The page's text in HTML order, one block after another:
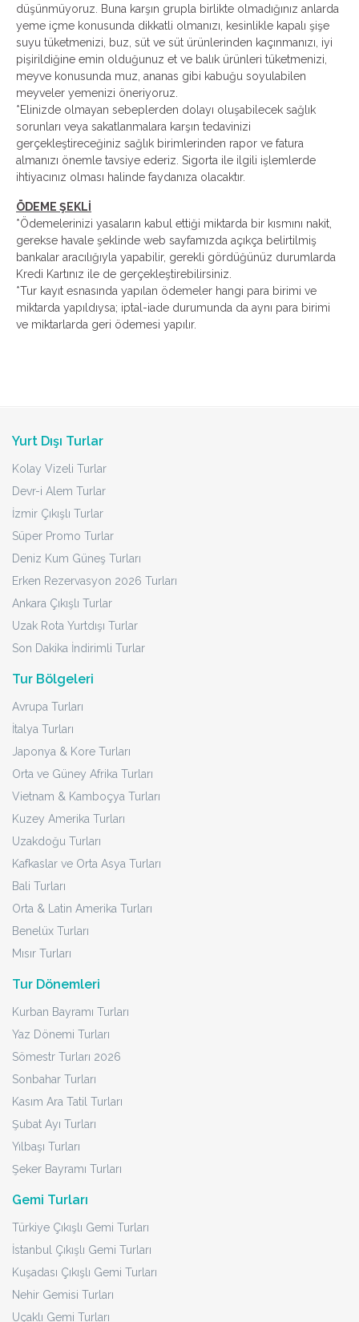
düşünmüyoruz. Buna karşın grupla birlikte olmadığınız anlarda
yeme içme konusunda dikkatli olmanızı, kesinlikle kapalı şişe
suyu tüketmenizi, buz, süt ve süt ürünlerinden kaçınmanızı, iyi
pişirildiğine emin olduğunuz et ve balık ürünleri tüketmenizi,
meyve konusunda muz, ananas gibi kabuğu soyulabilen
meyveler yemenizi öneriyoruz.
*Elinizde olmayan sebeplerden dolayı oluşabilecek sağlık
sorunları veya sakatlanmalara karşın tedavinizi
gerçekleştireceğiniz sağlık birimlerinden rapor ve fatura
almanızı önemle tavsiye ederiz. Sigorta ile ilgili işlemlerde
ihtiyacınız olması halinde faydanıza olacaktır.
ÖDEME ŞEKLİ
*Ödemelerinizi yasaların kabul ettiği miktarda bir kısmını nakit,
gerekse havale şeklinde web sayfamızda açıkça belirtilmiş
bankalar aracılığıyla yapabilir, gerekli gördüğünüz durumlarda
Kredi Kartınız ile de gerçekleştirebilirsiniz.
*Tur kayıt esnasında yapılan ödemeler hangi para birimi ve
miktarda yapıldıysa; iptal-iade durumunda da aynı para birimi
ve miktarlarda geri ödemesi yapılır.
Yurt Dışı Turlar
Kolay Vizeli Turlar
Devr-i Alem Turlar
İzmir Çıkışlı Turlar
Süper Promo Turlar
Deniz Kum Güneş Turları
Erken Rezervasyon 2026 Turları
Ankara Çıkışlı Turlar
Uzak Rota Yurtdışı Turlar
Son Dakika İndirimli Turlar
Tur Bölgeleri
Avrupa Turları
İtalya Turları
Japonya & Kore Turları
Orta ve Güney Afrika Turları
Vietnam & Kamboçya Turları
Kuzey Amerika Turları
Uzakdoğu Turları
Kafkaslar ve Orta Asya Turları
Bali Turları
Orta & Latin Amerika Turları
Benelüx Turları
Mısır Turları
Tur Dönemleri
Kurban Bayramı Turları
Yaz Dönemi Turları
Sömestr Turları 2026
Sonbahar Turları
Kasım Ara Tatil Turları
Şubat Ayı Turları
Yılbaşı Turları
Şeker Bayramı Turları
Gemi Turları
Türkiye Çıkışlı Gemi Turları
İstanbul Çıkışlı Gemi Turları
Kuşadası Çıkışlı Gemi Turları
Nehir Gemisi Turları
Uçaklı Gemi Turları